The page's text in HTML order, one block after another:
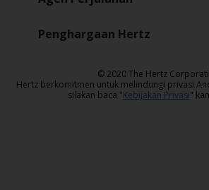
Penghargaan Hertz
​© 2020 The Hertz
Hertz berkomitmen untuk melindungi privasi
silakan baca "Kebijakan Privasi"